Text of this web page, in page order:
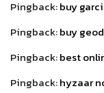
Pingback:buy
Pingback:buy
Pingback:best
Pingback:hyzaar